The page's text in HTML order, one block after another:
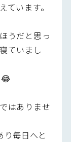
います。
うだと思っ
ていまし
はありませ
り毎日へと